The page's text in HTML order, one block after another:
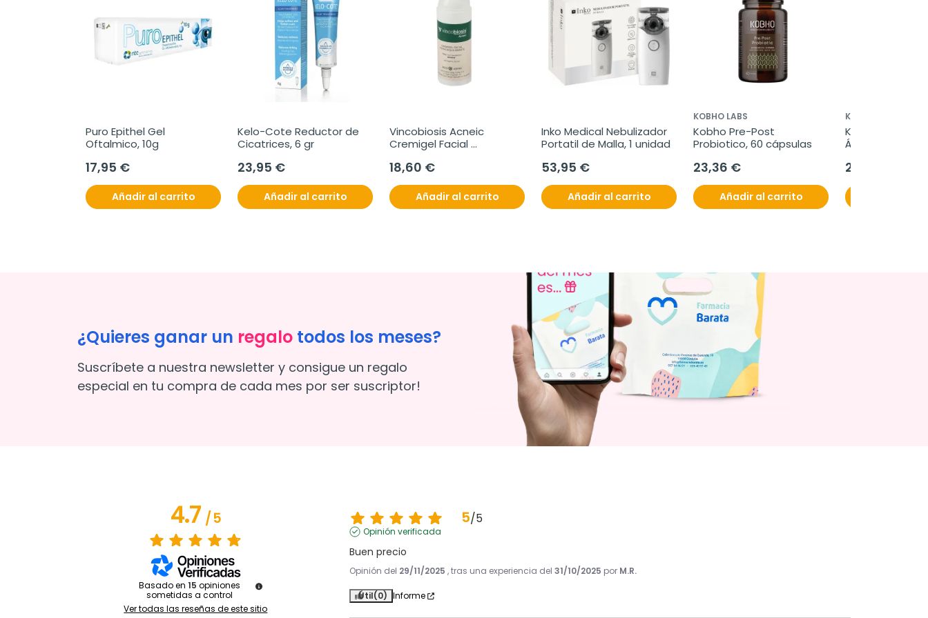
Puro Epithel Gel
Oftalmico, 10g
17,95 €
Añadir al carrito
Kelo-Cote Reductor de
Cicatrices, 6 gr
23,95 €
Añadir al carrito
Vincobiosis Acneic
Cremigel Facial
18,60 €
Añadir al carrito
Inko Medical Nebulizador
Portatil de Malla, 1 unidad
53,95 €
Añadir al carrito
KOBHO LABS
Kobho Pre-Post
Probiotico, 60 cápsulas
23,36 €
Añadir al carrito
KOBHO LABS
Kobho
Ácido
21,55 €
¿Quieres ganar un regalo todos los meses?
Suscríbete a nuestra newsletter y consigue un regalo
especial en tu compra de cada mes por ser suscriptor!
4.7/5
Basado en 15 opiniones
sometidas a control
Ver todas las reseñas de este sitio
5/5
Opinión verificada
Buen precio
Opinión del 29/11/2025 , tras una experiencia del31/10/2025 por M.R.
Útil(0) Informe